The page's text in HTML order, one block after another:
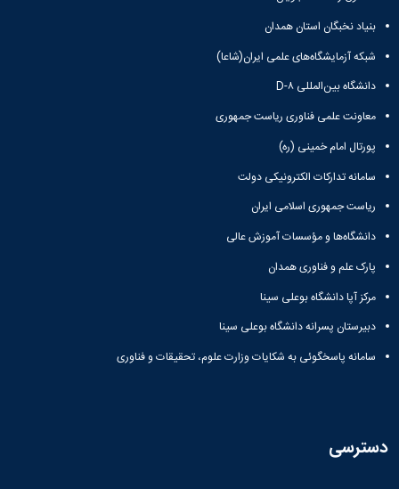
بنیاد نخبگان استان همدان
شبکه آزمایشگاه‌های علمی ایران(شاعا)
دانشگاه بین‌المللی D-۸
معاونت علمی فناوری ریاست جمهوری
پورتال امام خمینی (ره)
سامانه تدارکات الکترونیکی دولت
ریاست جمهوری اسلامی ایران
دانشگاه‌ها و مؤسسات آموزش عالی
پارک علم و فناوری همدان
مرکز آپا دانشگاه بوعلی سینا
دبیرستان پسرانه دانشگاه بوعلی سینا
سامانه پاسخگوئی به شکایات وزارت علوم، تحقیقات و فناوری
دسترسی